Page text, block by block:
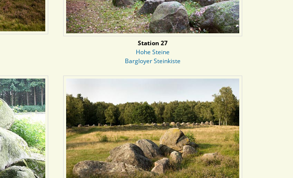
Station 27
Hohe Steine
Bargloyer Steinkiste